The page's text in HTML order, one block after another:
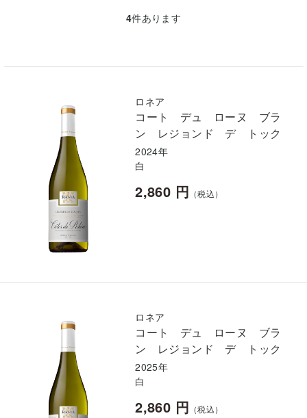
4件あります
ロネア
コート デュ ローヌ ブラ
ン レジョンド デ トック
2024年
白
2,860 円 （税込）
ロネア
コート デュ ローヌ ブラ
ン レジョンド デ トック
2025年
白
2,860 円 （税込）